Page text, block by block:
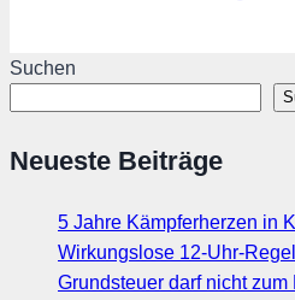
Suchen
Neueste Beiträge
5 Jahre Kämpferherzen in
Wirkungslose 12-Uhr-
Grundsteuer darf nicht